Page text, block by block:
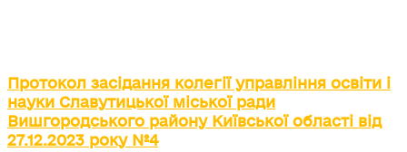
Протокол засідання колегії управління освіти і
науки Славутицької міської ради
Вишгородського району Київської області від
27.12.2023 року №4